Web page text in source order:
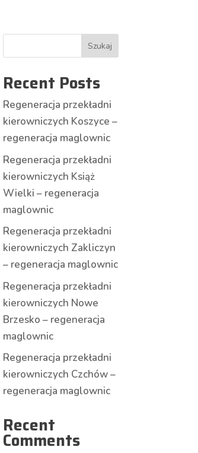
Szukaj
Recent Posts
Regeneracja przekładni
kierowniczych Koszyce –
regeneracja maglownic
Regeneracja przekładni
kierowniczych Książ
Wielki – regeneracja
maglownic
Regeneracja przekładni
kierowniczych Zakliczyn
– regeneracja maglownic
Regeneracja przekładni
kierowniczych Nowe
Brzesko – regeneracja
maglownic
Regeneracja przekładni
kierowniczych Czchów –
regeneracja maglownic
Recent
Comments